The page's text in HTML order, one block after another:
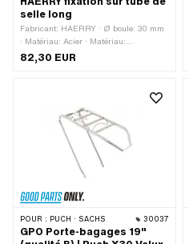
selle long
Fabricant: HAERRY · Ø boule: 30 mm
· Matériau: Acier · Matériau:
Aluminium · Surface: galvanisé bleu ·
Hauteur: 85 mm · Épaisseur: 6 mm ·
Type de filetage: MF8x1 (filetage fin) ·
Distance entre les trous: 56 mm ·
Largeur du logement: 75 mm
82,30 EUR
POUR : PUCH · SACHS 30037
GPO Porte-bagages 19"